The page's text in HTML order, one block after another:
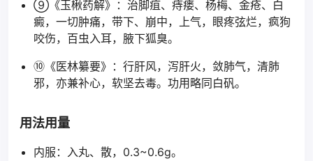
⑨《玉楸药解》：治脚疽、痔瘘、杨梅、金疮、白
癜，一切肿痛，带下、崩中，上气，眼疼弦烂，疯狗
咬伤，百虫入耳，腋下狐臭。
⑩《医林纂要》：行肝风，泻肝火，敛肺气，清肺
邪，亦兼补心，软坚去毒。功用略同白矾。
用法用量
内服：入丸、散，0.3~0.6g。